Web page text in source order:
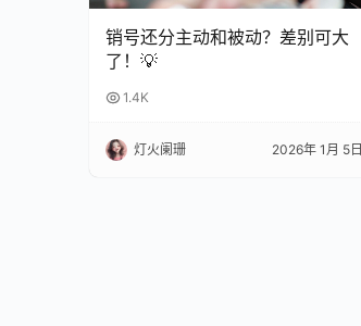
销号还分主动和被动？差别可大
了！💡
1.4K
灯火阑珊 2026年 1月 5日